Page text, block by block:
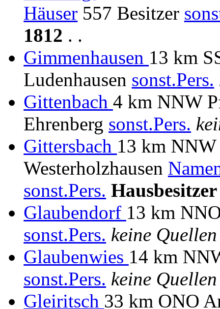
Häuser 557 Besitzer
1812 . .
Gimmenhausen 13 km
Ludenhausen sonst.Pers.
Gittenbach 4 km NNW
Ehrenberg sonst.Pers.
Gittersbach 13 km NNW
Westerholzhausen
sonst.Pers.
Glaubendorf 13 km
sonst.Pers. keine
Glaubenwies 14 km
sonst.Pers. keine
Gleiritsch 33 km ONO